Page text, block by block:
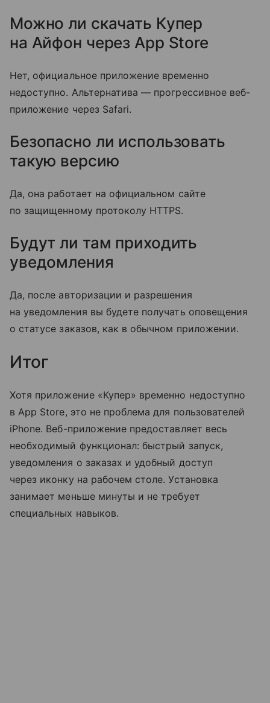
Можно ли скачать Купер
на Айфон через App Store
Нет, официальное приложение временно
недоступно. Альтернатива — прогрессивное веб-
приложение через Safari.
Безопасно ли использовать
такую версию
Да, она работает на официальном сайте
по защищенному протоколу HTTPS.
Будут ли там приходить
уведомления
Да, после авторизации и разрешения
на уведомления вы будете получать оповещения
о статусе заказов, как в обычном приложении.
Итог
Хотя приложение «Купер» временно недоступно
в App Store, это не проблема для пользователей
iPhone. Веб-приложение предоставляет весь
необходимый функционал: быстрый запуск,
уведомления о заказах и удобный доступ
через иконку на рабочем столе. Установка
занимает меньше минуты и не требует
специальных навыков.